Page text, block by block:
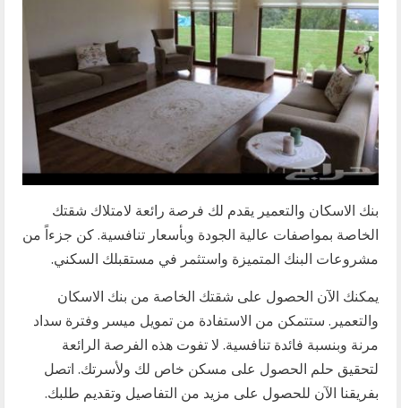
بنك الاسكان والتعمير يقدم لك فرصة رائعة لامتلاك شقتك
الخاصة بمواصفات عالية الجودة وبأسعار تنافسية. كن جزءاً من
مشروعات البنك المتميزة واستثمر في مستقبلك السكني.
يمكنك الآن الحصول على شقتك الخاصة من بنك الاسكان
والتعمير. ستتمكن من الاستفادة من تمويل ميسر وفترة سداد
مرنة وبنسبة فائدة تنافسية. لا تفوت هذه الفرصة الرائعة
لتحقيق حلم الحصول على مسكن خاص لك ولأسرتك. اتصل
بفريقنا الآن للحصول على مزيد من التفاصيل وتقديم طلبك.